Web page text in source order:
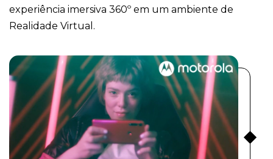
experiência imersiva 360º em um ambiente de
Realidade Virtual.